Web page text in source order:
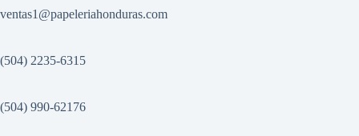
ventas1 @papeleriahonduras.com
(504) 2235-6315
(504) 990-62176